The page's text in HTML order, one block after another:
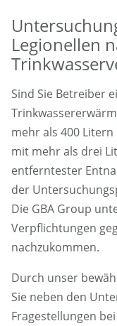
Legionellen
Sind Sie Betreiber
mehr als 400
mit mehr als drei
entferntester
der
Die GBA Group
Verpflichtungen
nachzukommen.
Durch unser
Sie neben den
Fragestellungen